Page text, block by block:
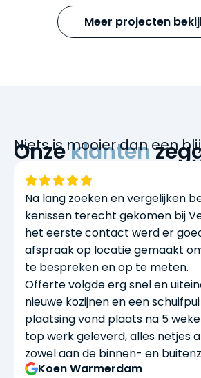
Meer projecten
Onzeklanten
Niets is mooier dan een
Na lang zoeken en vergelijken
kenissen terecht gekomen bij
het eerste contact werd er
afspraak op locatie gemaakt
te bespreken en op te meten.
Offerte volgde erg snel en
nieuwe kozijnen en een
plaatsing vond plaats na 5
top werk geleverd, alles netjes
zowel aan de binnen- en
Koen Warmerdam